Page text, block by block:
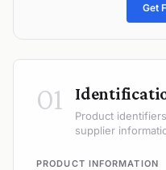
Get
01
Product
supplier
PRODUCT INFORMATION